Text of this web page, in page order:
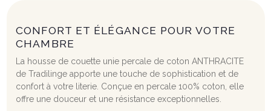
CONFORT ET ÉLÉGANCE POUR VOTRE
CHAMBRE
La housse de couette unie percale de coton ANTHRACITE
de Tradilinge apporte une touche de sophistication et de
confort à votre literie. Conçue en percale 100% coton, elle
offre une douceur et une résistance exceptionnelles.